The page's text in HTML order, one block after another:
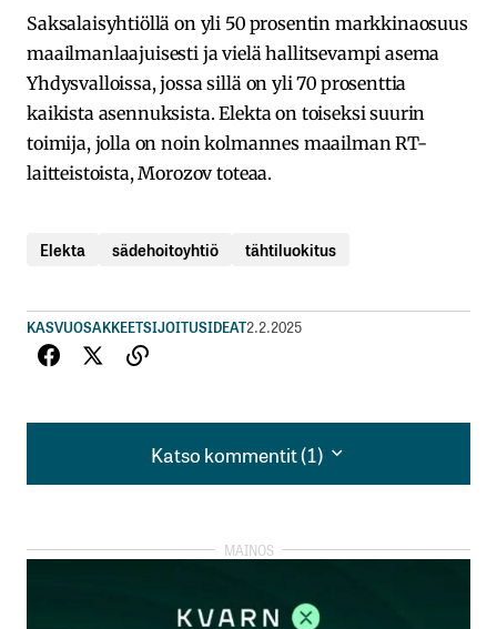
Saksalaisyhtiöllä on yli 50 prosentin markkinaosuus
maailmanlaajuisesti ja vielä hallitsevampi asema
Yhdysvalloissa, jossa sillä on yli 70 prosenttia
kaikista asennuksista. Elekta on toiseksi suurin
toimija, jolla on noin kolmannes maailman RT-
laitteistoista, Morozov toteaa.
Elekta sädehoitoyhtiö tähtiluokitus
KASVUOSAKKEETSIJOITUSIDEAT2.2.2025
Katso kommentit (1)
Katso kommentit (1)
Elekta on menestynyt hyvin pidemmällä
yrityksille yleistä. Ovat olleet edellä muidenmuassa